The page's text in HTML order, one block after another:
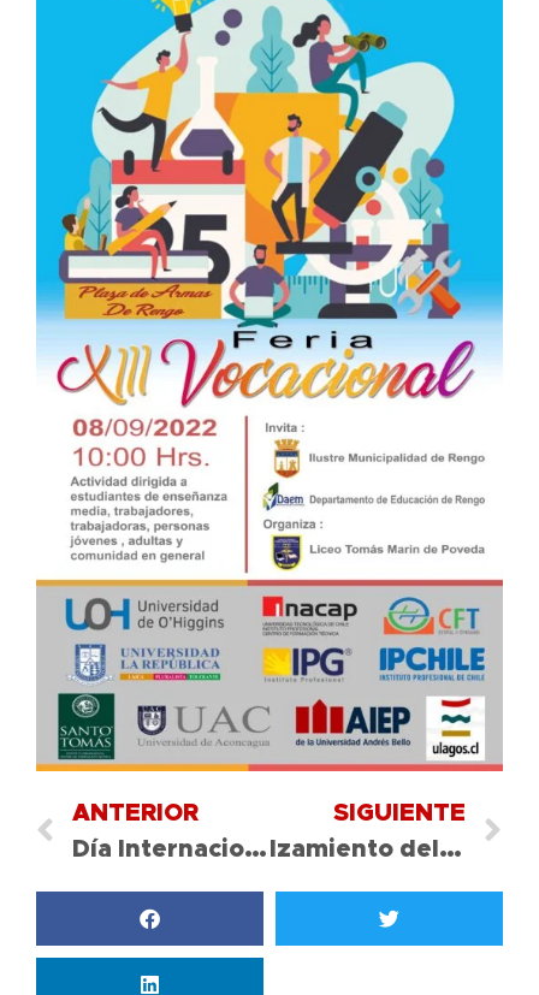
ANTERIOR
Día Internacional de la Mujer Indígena
SIGUIENTE
Izamiento del Pabellón Nacional